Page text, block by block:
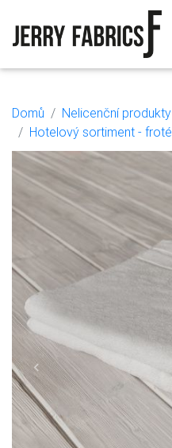
Domů
Nelicenční produkty
Hotelový sortiment - froté
Previous